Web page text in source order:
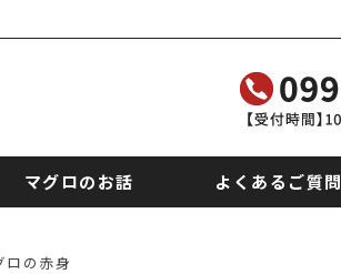
マグロのお話 よくあるご質問
ロの赤身